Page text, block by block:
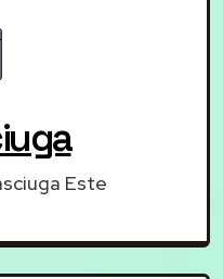
Este